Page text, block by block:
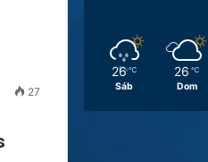
27
26 ℃
Sáb
26 ℃
Dom